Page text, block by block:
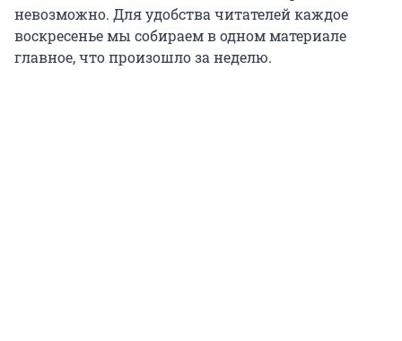
невозможно. Для удобства читателей каждое
воскресенье мы собираем в одном материале
главное, что произошло за неделю.